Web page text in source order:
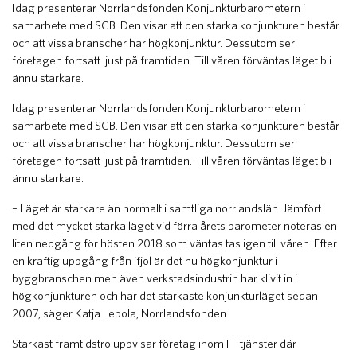
Idag presenterar Norrlandsfonden Konjunkturbarometern i
samarbete med SCB. Den visar att den starka konjunkturen består
och att vissa branscher har högkonjunktur. Dessutom ser
företagen fortsatt ljust på framtiden. Till våren förväntas läget bli
ännu starkare.
Idag presenterar Norrlandsfonden Konjunkturbarometern i
samarbete med SCB. Den visar att den starka konjunkturen består
och att vissa branscher har högkonjunktur. Dessutom ser
företagen fortsatt ljust på framtiden. Till våren förväntas läget bli
ännu starkare.
– Läget är starkare än normalt i samtliga norrlandslän. Jämfört
med det mycket starka läget vid förra årets barometer noteras en
liten nedgång för hösten 2018 som väntas tas igen till våren. Efter
en kraftig uppgång från ifjol är det nu högkonjunktur i
byggbranschen men även verkstadsindustrin har klivit in i
högkonjunkturen och har det starkaste konjunkturläget sedan
2007, säger Katja Lepola, Norrlandsfonden.
Starkast framtidstro uppvisar företag inom IT-tjänster där